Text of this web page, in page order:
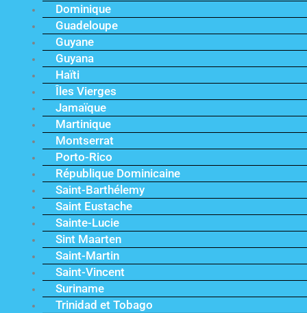
Dominique
Guadeloupe
Guyane
Guyana
Haïti
Îles Vierges
Jamaïque
Martinique
Montserrat
Porto-Rico
République Dominicaine
Saint-Barthélemy
Saint Eustache
Sainte-Lucie
Sint Maarten
Saint-Martin
Saint-Vincent
Suriname
Trinidad et Tobago